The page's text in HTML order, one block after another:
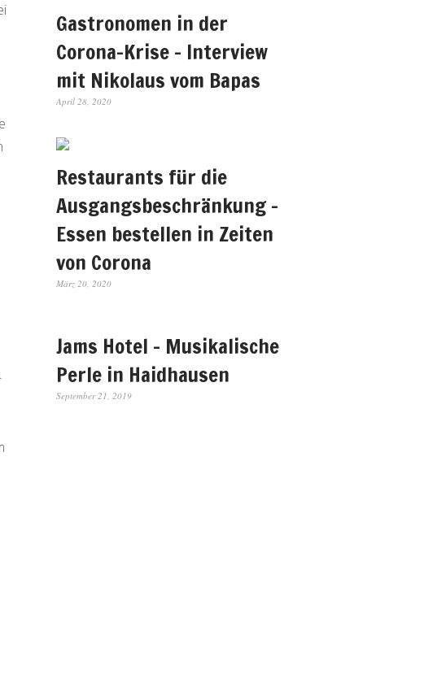
Gastronomen in der
Corona-Krise – Interview
mit Nikolaus vom Bapas
April 28, 2020
Restaurants für die
Ausgangsbeschränkung –
Essen bestellen in Zeiten
von Corona
März 20, 2020
Jams Hotel – Musikalische
Perle in Haidhausen
September 21, 2019